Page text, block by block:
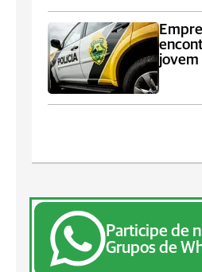
jovem
Participe de
Grupos de